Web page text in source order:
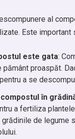
al
Este
este gata:
pământ proaspăt.
a se
în
a fertiliza
grădinile de legume